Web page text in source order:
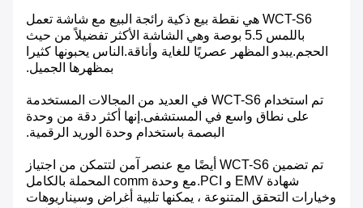
WCT-S6 هي نقطة بيع ذكية رائجة البيع مع شاشة تعمل
باللمس 5.5 بوصة وهي الشاشة الأكثر تفضيلاً من حيث
الحجم.يبدو المظهر عصريًا للغاية وأناقة.الناس يحبونها كثيرا
بمظهرها الجميل.
تم استخدام WCT-S6 في العديد من المجالات المستخدمة
على نطاق واسع في المستشفى.إنها أكثر دقة من وحدة
البصمة باستخدام وحدة الوريد الرقمية.
تم تضمين WCT-S6 أيضًا مع عنصر آمن لتتمكن من اجتياز
شهادة EMV و PCI.مع وحدة comm المحملة بالكامل
وخيارات التحقق المتنوعة ، يمكنها تلبية أغراض وسيناريوهات